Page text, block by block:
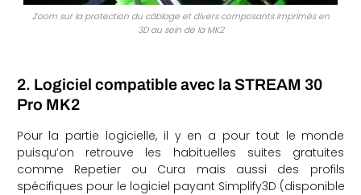
Zoom sur la protection du câblage et divers composants imprimés en
3D au sein de la MK2
2. Logiciel compatible avec la STREAM 30
Pro MK2
Pour la partie logicielle, il y en a pour tout le monde
puisqu’on retrouve les habituelles suites gratuites
comme Repetier ou Cura mais aussi des profils
spécifiques pour le logiciel payant Simplify3D (disponible